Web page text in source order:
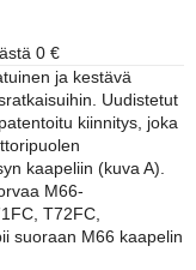
0 €
ja kestävä
Uudistetut
kiinnitys, joka
kaapeliin (kuva A).
M66-
T72FC,
suoraan M66 kaapelin